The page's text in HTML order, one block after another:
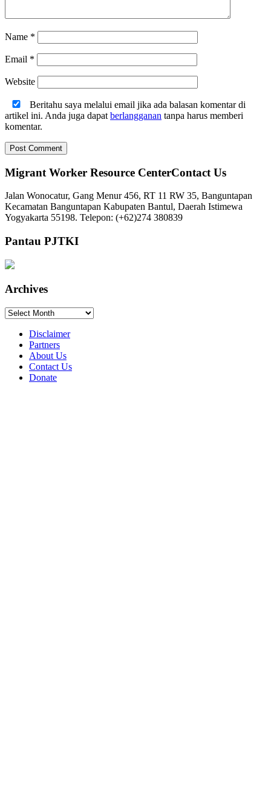
Name *
Email *
Website
Beritahu saya melalui email jika ada balasan komentar di
artikel ini. Anda juga dapat berlangganan tanpa harus memberi
komentar.
Migrant Worker Resource CenterContact Us
Jalan Wonocatur, Gang Menur 456, RT 11 RW 35, Banguntapan
Kecamatan Banguntapan Kabupaten Bantul, Daerah Istimewa
Yogyakarta 55198. Telepon: (+62)274 380839
Pantau PJTKI
Archives
Archives
Disclaimer
Partners
About Us
Contact Us
Donate